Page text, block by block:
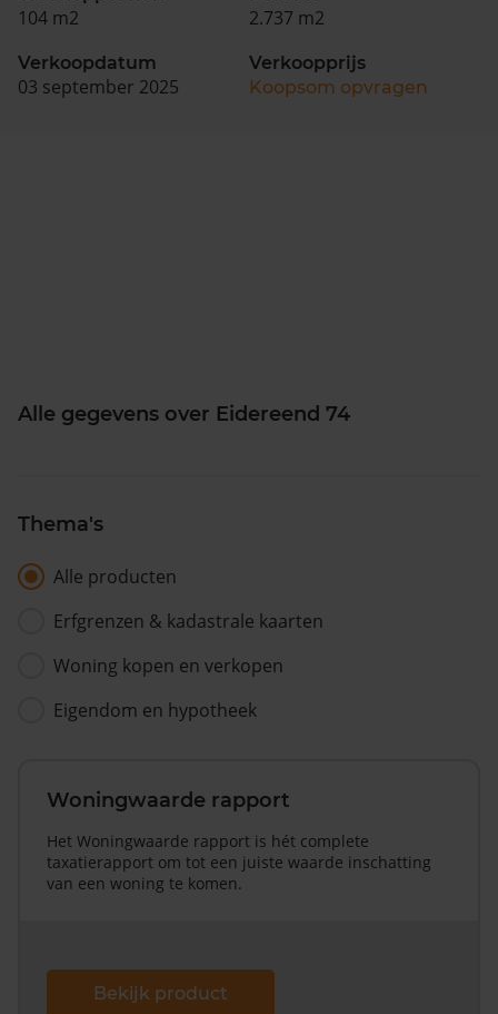
104 m2 2.737 m2
Verkoopdatum
03 september 2025
Verkoopprijs
Koopsom opvragen
Alle gegevens over Eidereend 74
Thema's
Alle producten
Erfgrenzen & kadastrale kaarten
Woning kopen en verkopen
Eigendom en hypotheek
Woningwaarde rapport
Het Woningwaarde rapport is hét complete
taxatierapport om tot een juiste waarde inschatting
van een woning te komen.
Bekijk product